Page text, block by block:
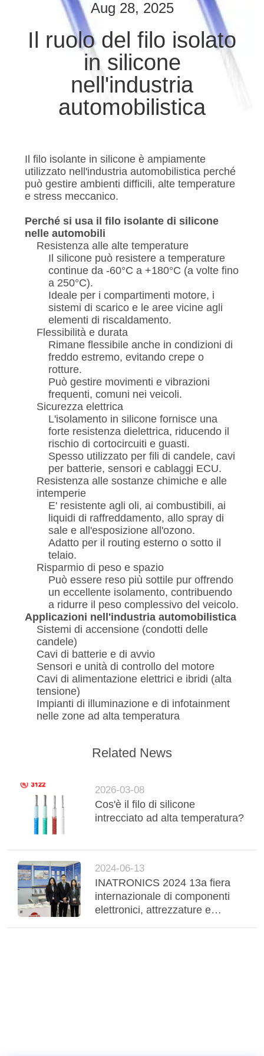
CONTROLLO
QUALITÀ
CONTATTICI
RICHIEDA
CITAZIONE
MAPPA
DEL
SITO
PRIVACY
POLICY
Aug 28, 2025
Il ruolo del filo isolato
in silicone
nell'industria
automobilistica
Il filo isolante in silicone è ampiamente
utilizzato nell'industria automobilistica perché
può gestire ambienti difficili, alte temperature
e stress meccanico.
Perché si usa il filo isolante di silicone
nelle automobili
Resistenza alle alte temperature
Il silicone può resistere a temperature
continue da -60°C a +180°C (a volte fino
a 250°C).
Ideale per i compartimenti motore, i
sistemi di scarico e le aree vicine agli
elementi di riscaldamento.
Flessibilità e durata
Rimane flessibile anche in condizioni di
freddo estremo, evitando crepe o
rotture.
Può gestire movimenti e vibrazioni
frequenti, comuni nei veicoli.
Sicurezza elettrica
L'isolamento in silicone fornisce una
forte resistenza dielettrica, riducendo il
rischio di cortocircuiti e guasti.
Spesso utilizzato per fili di candele, cavi
per batterie, sensori e cablaggi ECU.
Resistenza alle sostanze chimiche e alle
intemperie
E' resistente agli oli, ai combustibili, ai
liquidi di raffreddamento, allo spray di
sale e all'esposizione all'ozono.
Adatto per il routing esterno o sotto il
telaio.
Risparmio di peso e spazio
Può essere reso più sottile pur offrendo
un eccellente isolamento, contribuendo
a ridurre il peso complessivo del veicolo.
Applicazioni nell'industria automobilistica
Sistemi di accensione (condotti delle
candele)
Cavi di batterie e di avvio
Sensori e unità di controllo del motore
Cavi di alimentazione elettrici e ibridi (alta
tensione)
Impianti di illuminazione e di infotainment
nelle zone ad alta temperatura
Related News
2026-03-08
Cos'è il filo di silicone
intrecciato ad alta temperatura?
2024-06-13
INATRONICS 2024 13a fiera
internazionale di componenti
elettronici, attrezzature e